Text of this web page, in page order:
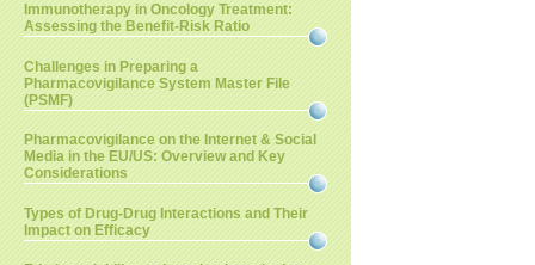
Immunotherapy in Oncology Treatment:
Assessing the Benefit-Risk Ratio
Challenges in Preparing a
Pharmacovigilance System Master File
(PSMF)
Pharmacovigilance on the Internet & Social
Media in the EU/US: Overview and Key
Considerations
Types of Drug-Drug Interactions and Their
Impact on Efficacy